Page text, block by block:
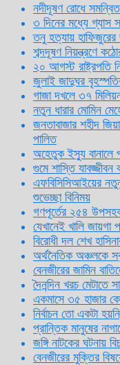
নদীদূষণ রোধে
৩ দিনের মধ্যে গ্যাস
তনু হত্যায় হাফিজুরের
শব্দদূষণ নিয়ন্ত্রণে
২০ আগস্ট রাষ্ট্রপতি
জুলাই জাদুঘর
গাজা দখলে ৩৭
নতুন ধারার মোমিন
জনতাবাজার শহীদ
পালিত
অহেতুক ইস্যু বানালে
গুমে শাস্তি
এফবিসিসিআইয়ের নতুন
শুভেচ্ছা বিনিময়
গণপূর্তের ২৫৪
যেখানেই খালি জায়গা
বিরোধী দল শেখ
অর্থনৈতিক অঞ্চলকে
বেনজীরের জামিন
দৈনন্দিন খরচ মেটাতে
একমাসে ৩৫ হাজার
নির্বাচন তো একটা
প্রান্তিক মানুষের
জঙ্গি নাটকের ঘটনায়
বেনজীরের মুক্তির